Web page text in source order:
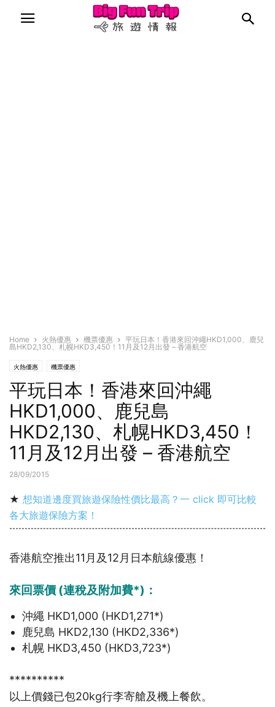
Home 火熱優惠 機票優惠
平玩日本！香港來回沖繩HKD1,000、鹿兒
島HKD2,130、札幌HKD3,450！11月及12月出發 – 香港航空
火熱優惠 機票優惠
平玩日本！香港來回沖繩
HKD1,000、鹿兒島
HKD2,130、札幌HKD3,450！
11月及12月出發 – 香港航空
28/09/2015
★ 想知道邊度買旅遊保險性價比最高？一 click 即可比較
各大旅遊保險方案！
香港航空推出11月及12月日本航線優惠！
來回票價 (連稅及附加費*)：
沖繩 HKD1,000 (HKD1,271*)
鹿兒島 HKD2,130 (HKD2,336*)
札幌 HKD3,450 (HKD3,723*)
**********
以上價錢已包20kg行李寄艙及機上餐飲。